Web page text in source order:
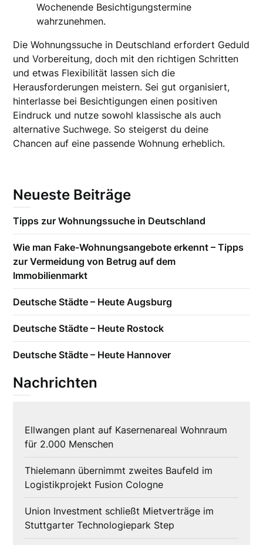
Wochenende Besichtigungstermine
wahrzunehmen.
Die Wohnungssuche in Deutschland erfordert Geduld
und Vorbereitung, doch mit den richtigen Schritten
und etwas Flexibilität lassen sich die
Herausforderungen meistern. Sei gut organisiert,
hinterlasse bei Besichtigungen einen positiven
Eindruck und nutze sowohl klassische als auch
alternative Suchwege. So steigerst du deine
Chancen auf eine passende Wohnung erheblich.
Neueste Beiträge
Tipps zur Wohnungssuche in Deutschland
Wie man Fake-Wohnungsangebote erkennt – Tipps
zur Vermeidung von Betrug auf dem
Immobilienmarkt
Deutsche Städte – Heute Augsburg
Deutsche Städte – Heute Rostock
Deutsche Städte – Heute Hannover
Nachrichten
Ellwangen plant auf Kasernenareal Wohnraum
für 2.000 Menschen
Thielemann übernimmt zweites Baufeld im
Logistikprojekt Fusion Cologne
Union Investment schließt Mietverträge im
Stuttgarter Technologiepark Step